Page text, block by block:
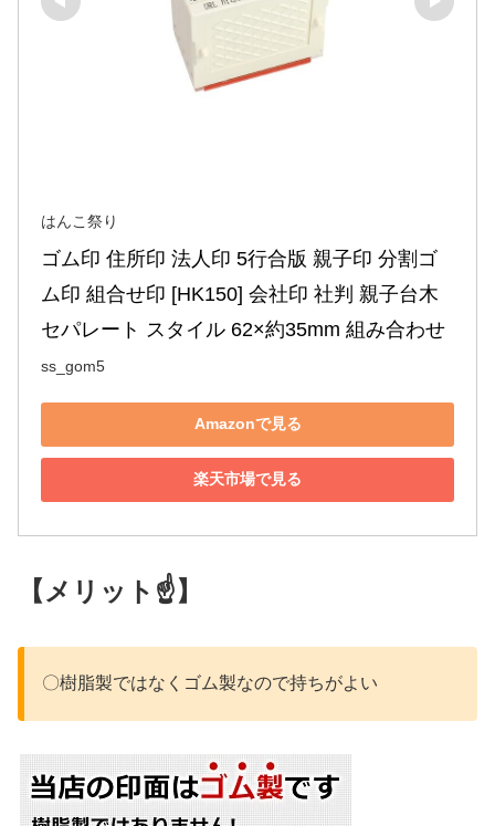
はんこ祭り
ゴム印 住所印 法人印 5行合版 親子印 分割ゴ
ム印 組合せ印 [HK150] 会社印 社判 親子台木
セパレート スタイル 62×約35mm 組み合わせ
ss_gom5
Amazonで見る
楽天市場で見る
【メリット☝】
〇樹脂製ではなくゴム製なので持ちがよい